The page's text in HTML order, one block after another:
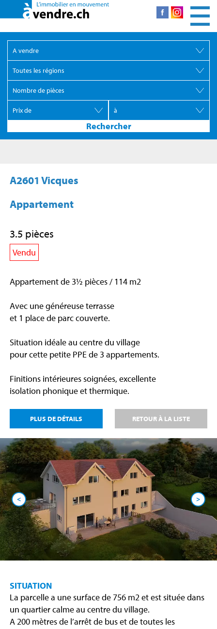
A2601 Vicques
Appartement
3.5 pièces
Vendu
Appartement de 3½ pièces / 114 m2
Avec une généreuse terrasse
et 1 place de parc couverte.
Situation idéale au centre du village
pour cette petite PPE de 3 appartements.
Finitions intérieures soignées, excellente
isolation phonique et thermique.
PLUS DE DÉTAILS RETOUR À LA LISTE
< >
SITUATION
La parcelle a une surface de 756 m2 et est située dans
un quartier calme au centre du village.
A 200 mètres de l’arrêt de bus et de toutes les